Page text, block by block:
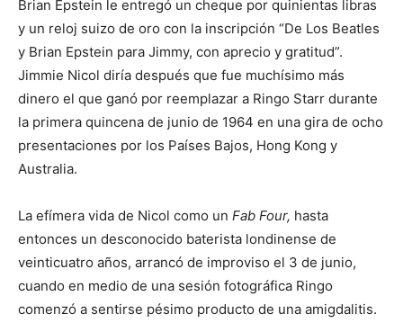
Brian Epstein le entregó un cheque por quinientas libras
y un reloj suizo de oro con la inscripción “De Los Beatles
y Brian Epstein para Jimmy, con aprecio y gratitud”.
Jimmie Nicol diría después que fue muchísimo más
dinero el que ganó por reemplazar a Ringo Starr durante
la primera quincena de junio de 1964 en una gira de ocho
presentaciones por los Países Bajos, Hong Kong y
Australia.
La efímera vida de Nicol como un Fab Four, hasta
entonces un desconocido baterista londinense de
veinticuatro años, arrancó de improviso el 3 de junio,
cuando en medio de una sesión fotográfica Ringo
comenzó a sentirse pésimo producto de una amigdalitis.